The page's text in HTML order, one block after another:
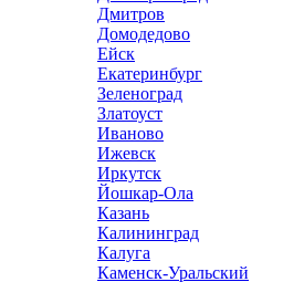
Дмитров
Домодедово
Ейск
Екатеринбург
Зеленоград
Златоуст
Иваново
Ижевск
Иркутск
Йошкар-Ола
Казань
Калининград
Калуга
Каменск-Уральский